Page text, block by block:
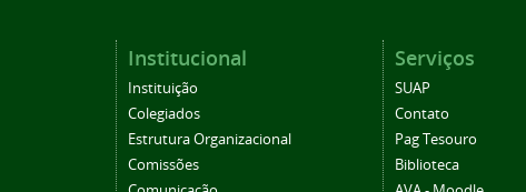
Institucional
Instituição
Colegiados
Estrutura Organizacional
Comissões
Serviços
SUAP
Contato
Pag Tesouro
Biblioteca